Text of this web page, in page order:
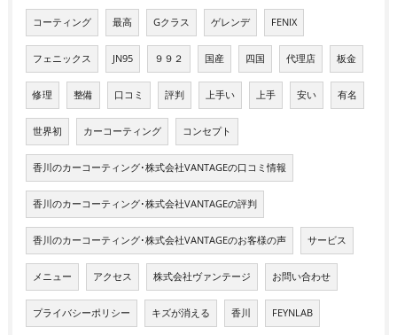
コーティング 最高 Gクラス ゲレンデ FENIX
フェニックス JN95 ９９２ 国産 四国 代理店 板金
修理 整備 口コミ 評判 上手い 上手 安い 有名
世界初 カーコーティング コンセプト
香川のカーコーティング･株式会社VANTAGEの口コミ情報
香川のカーコーティング･株式会社VANTAGEの評判
香川のカーコーティング･株式会社VANTAGEのお客様の声 サービス
メニュー アクセス 株式会社ヴァンテージ お問い合わせ
プライバシーポリシー キズが消える 香川 FEYNLAB